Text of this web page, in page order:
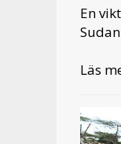
En
Läs